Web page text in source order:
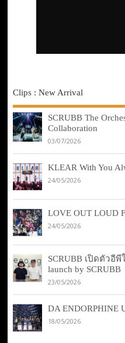
Clips : New Arrival
SCRUBB The
Collaboration
03/07/2026
KLEAR With You
24/05/2026
LOVE OUT LOUD
24/05/2026
SCRUBB เปิดตัวอีพี
launch by SCRUBB
23/05/2026
DA ENDORPHINE
18/05/2026